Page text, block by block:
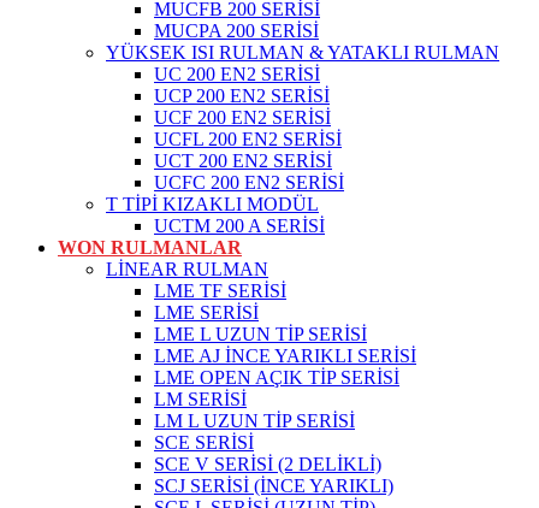
MUCFB 200 SERİSİ
MUCPA 200 SERİSİ
YÜKSEK ISI RULMAN & YATAKLI RULMAN
UC 200 EN2 SERİSİ
UCP 200 EN2 SERİSİ
UCF 200 EN2 SERİSİ
UCFL 200 EN2 SERİSİ
UCT 200 EN2 SERİSİ
UCFC 200 EN2 SERİSİ
T TİPİ KIZAKLI MODÜL
UCTM 200 A SERİSİ
WON RULMANLAR
LİNEAR RULMAN
LME TF SERİSİ
LME SERİSİ
LME L UZUN TİP SERİSİ
LME AJ İNCE YARIKLI SERİSİ
LME OPEN AÇIK TİP SERİSİ
LM SERİSİ
LM L UZUN TİP SERİSİ
SCE SERİSİ
SCE V SERİSİ (2 DELİKLİ)
SCJ SERİSİ (İNCE YARIKLI)